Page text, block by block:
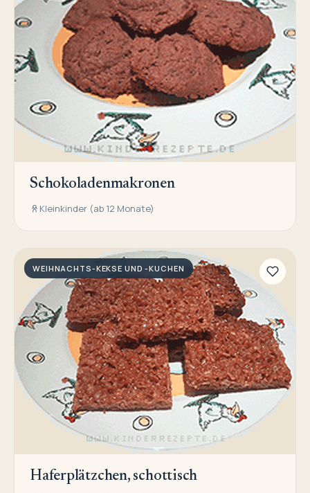
Schokoladenmakronen
Kleinkinder (ab 12 Monate)
WEIHNACHTS-KEKSE UND -KUCHEN
Haferplätzchen, schottisch